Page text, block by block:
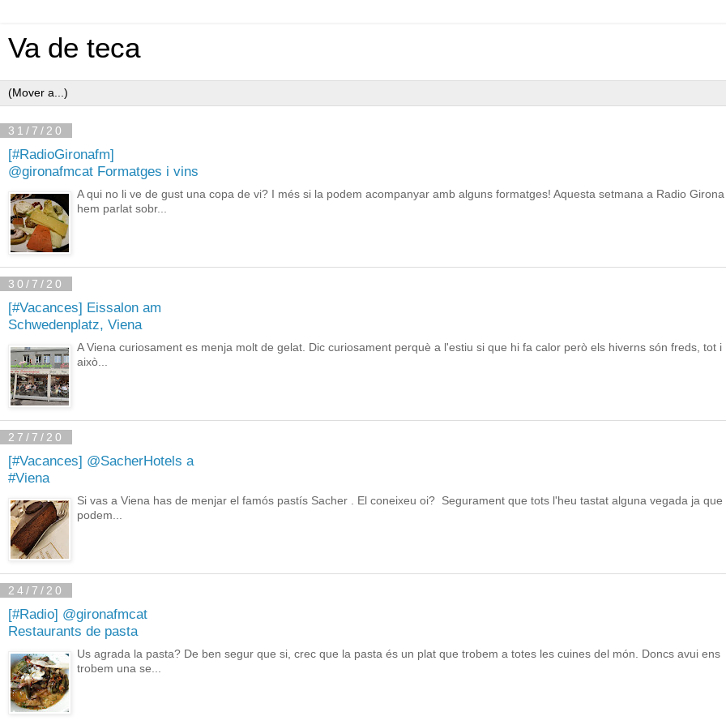
Va de teca
31/7/20
[#RadioGironafm]
@gironafmcat Formatges i vins
A qui no li ve de gust una copa de vi? I més si la podem acompanyar amb alguns formatges! Aquesta setmana a Radio Girona
hem parlat sobr...
30/7/20
[#Vacances] Eissalon am
Schwedenplatz, Viena
A Viena curiosament es menja molt de gelat. Dic curiosament perquè a l'estiu si que hi fa calor però els hiverns són freds, tot i
això...
27/7/20
[#Vacances] @SacherHotels a
#Viena
Si vas a Viena has de menjar el famós pastís Sacher . El coneixeu oi? Segurament que tots l'heu tastat alguna vegada ja que
podem...
24/7/20
[#Radio] @gironafmcat
Restaurants de pasta
Us agrada la pasta? De ben segur que si, crec que la pasta és un plat que trobem a totes les cuines del món. Doncs avui ens
trobem una se...